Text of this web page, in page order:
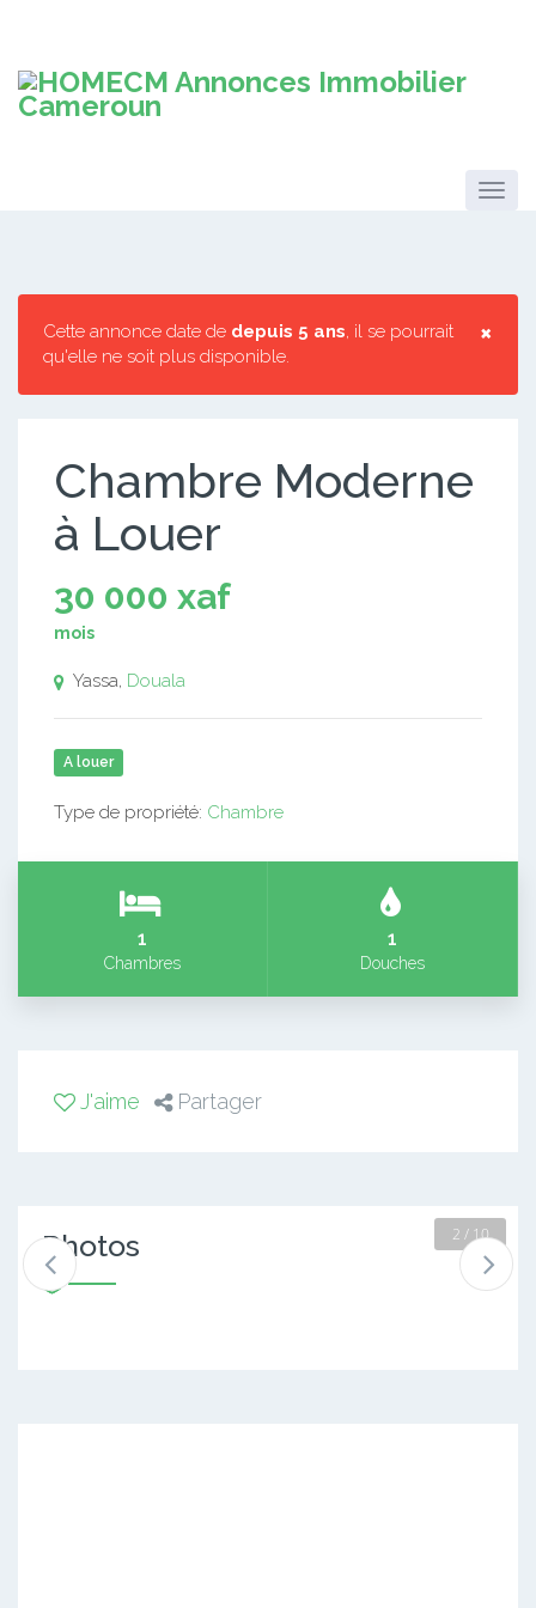
×
Cette annonce date de depuis 5 ans, il se pourrait
qu'elle ne soit plus disponible.
Chambre Moderne
à Louer
30 000 xaf
mois
Yassa, Douala
A louer
Type de propriété: Chambre
1
Chambres
1
Douches
J'aime Partager
Photos 2 / 10